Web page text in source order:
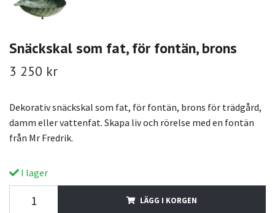
Snäckskal som fat, för fontän, brons
3 250 kr
Dekorativ snäckskal som fat, för fontän, brons för trädgård,
damm eller vattenfat. Skapa liv och rörelse med en fontän
från Mr Fredrik.
I lager
LÄGG I KORGEN